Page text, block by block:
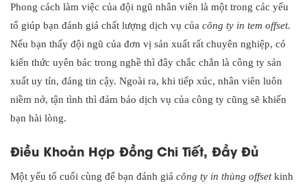
Phong cách làm việc của đội ngũ nhân viên là một trong các yếu
tố giúp bạn đánh giá chất lượng dịch vụ của công ty in tem offset.
Nếu bạn thấy đội ngũ của đơn vị sản xuất rất chuyên nghiệp, có
kiến thức uyên bác trong nghề thì đây chắc chắn là công ty sản
xuất uy tín, đáng tin cậy. Ngoài ra, khi tiếp xúc, nhân viên luôn
niềm nở, tận tình thì đảm bảo dịch vụ của công ty cũng sẽ khiến
bạn hài lòng.
Điều Khoản Hợp Đồng Chi Tiết, Đầy Đủ
Một yếu tố cuối cùng để bạn đánh giá công ty in thùng offsetkinh